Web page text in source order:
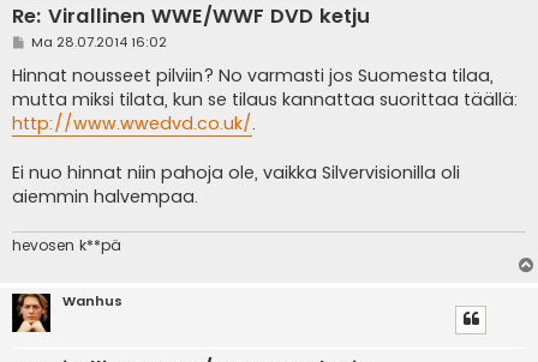
Re: Virallinen WWE/WWF DVD ketju
V
e
s
t
i
Ma 28.07.2014 16:02
Hinnat nousseet pilviin? No varmasti jos Suomesta tilaa,
mutta miksi tilata, kun se tilaus kannattaa suorittaa täällä:
http://www.wwedvd.co.uk/.
Ei nuo hinnat niin pahoja ole, vaikka Silvervisionilla oli
aiemmin halvempaa.
hevosen k**pä
Wanhus